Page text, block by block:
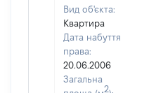
Вид об'єкта:
Квартира
Дата набуття
права:
20.06.2006
Загальна
2